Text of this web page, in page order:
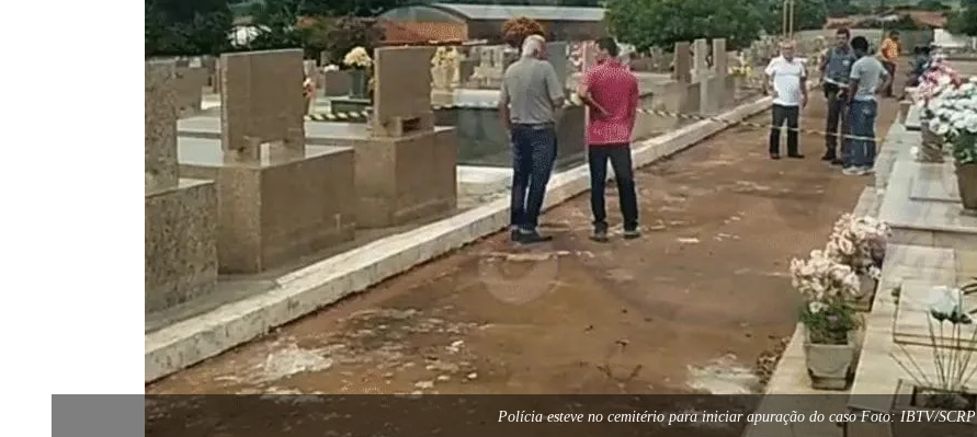
Polícia esteve no cemitério para iniciar apuração do caso Foto: IBTV/SCRP